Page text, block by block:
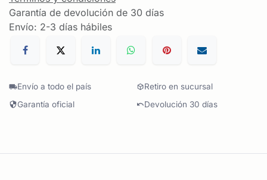
Garantía de devolución de 30 días
Envío: 2-3 días hábiles
Envío a todo el país
Retiro en sucursal
Garantía oficial
Devolución 30 días